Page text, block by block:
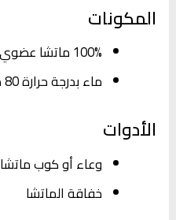
المكونات
100% ماتشا عضوي من
ماء بدرجة حرارة 80 درجة مئوية
الأدوات
وعاء أو كوب ماتشا
خفاقة الماتشا